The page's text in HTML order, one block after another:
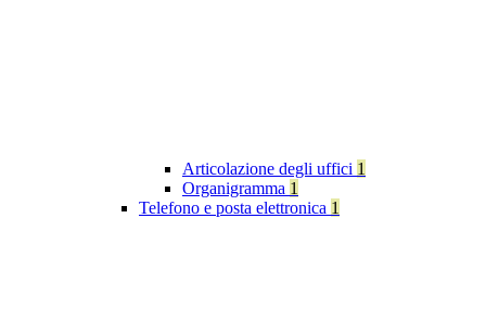
Articolazione degli uffici 1
Organigramma 1
Telefono e posta elettronica 1